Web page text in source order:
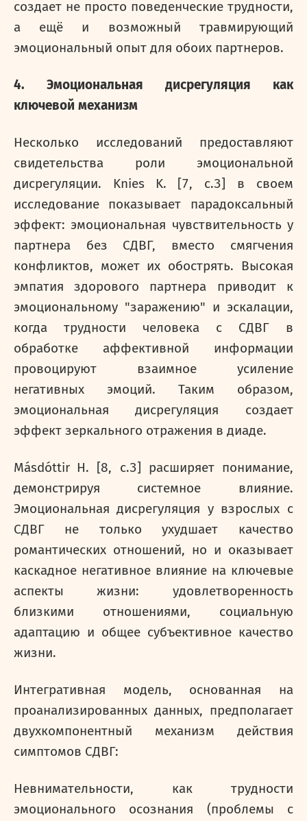
создает не просто поведенческие трудности,
а ещё и возможный травмирующий
эмоциональный опыт для обоих партнеров.
4. Эмоциональная дисрегуляция как
ключевой механизм
Несколько исследований предоставляют
свидетельства роли эмоциональной
дисрегуляции. Knies K. [7, c.3] в своем
исследование показывает парадоксальный
эффект: эмоциональная чувствительность у
партнера без СДВГ, вместо смягчения
конфликтов, может их обострять. Высокая
эмпатия здорового партнера приводит к
эмоциональному "заражению" и эскалации,
когда трудности человека с СДВГ в
обработке аффективной информации
провоцируют взаимное усиление
негативных эмоций. Таким образом,
эмоциональная дисрегуляция создает
эффект зеркального отражения в диаде.
Másdóttir H. [8, c.3] расширяет понимание,
демонстрируя системное влияние.
Эмоциональная дисрегуляция у взрослых с
СДВГ не только ухудшает качество
романтических отношений, но и оказывает
каскадное негативное влияние на ключевые
аспекты жизни: удовлетворенность
близкими отношениями, социальную
адаптацию и общее субъективное качество
жизни.
Интегративная модель, основанная на
проанализированных данных, предполагает
двухкомпонентный механизм действия
симптомов СДВГ:
Невнимательности, как трудности
эмоционального осознания (проблемы с